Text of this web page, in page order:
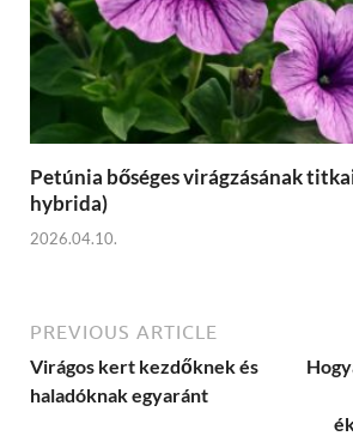
Petúnia bőséges virágzásának
hybrida)
2026.04.10.
PREVIOUS ARTICLE
Virágos kert kezdőknek és
haladóknak egyaránt